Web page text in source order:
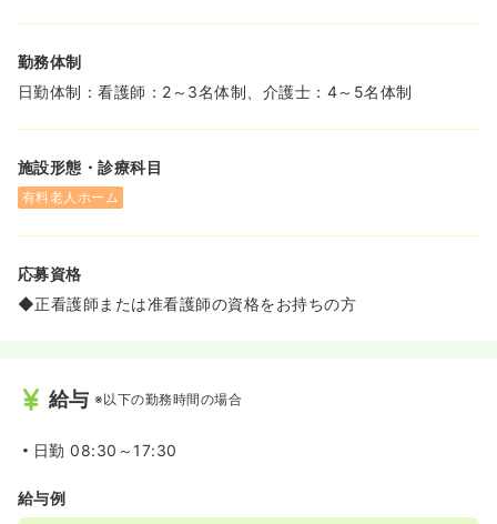
勤務体制
日勤体制：看護師：2～3名体制、介護士：4～5名体制
施設形態・診療科目
有料老人ホーム
応募資格
◆正看護師または准看護師の資格をお持ちの方
給与 ※以下の勤務時間の場合
日勤 08:30～17:30
給与例